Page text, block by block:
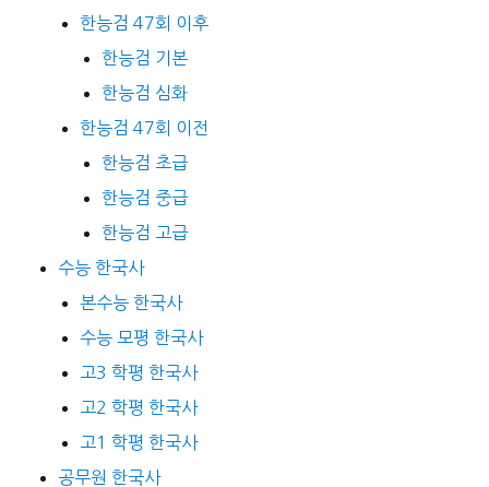
한능검 47회 이후
한능검 기본
한능검 심화
한능검 47회 이전
한능검 초급
한능검 중급
한능검 고급
수능 한국사
본수능 한국사
수능 모평 한국사
고3 학평 한국사
고2 학평 한국사
고1 학평 한국사
공무원 한국사